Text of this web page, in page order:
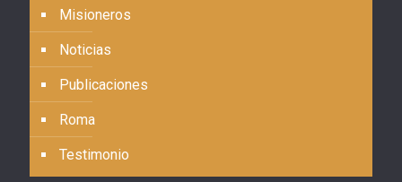
Misioneros
Noticias
Publicaciones
Roma
Testimonio